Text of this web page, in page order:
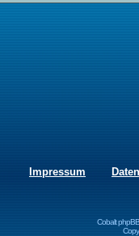
Impressum
Cobalt